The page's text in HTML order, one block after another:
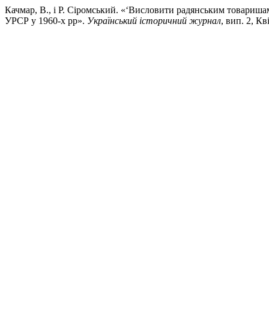
Качмар, В., і Р. Сіромський. «‘Висловити радянським
УРСР у 1960-х рр». Український історичний журнал, вип. 2,